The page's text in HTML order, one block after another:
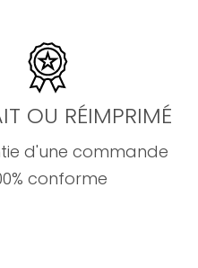
OU RÉIMPRIMÉ
d'une commande
conforme